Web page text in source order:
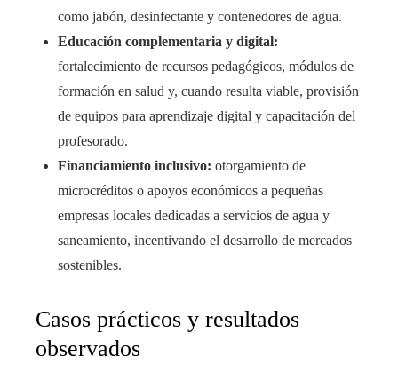
como jabón, desinfectante y contenedores de agua.
Educación complementaria y digital:
fortalecimiento de recursos pedagógicos, módulos de
formación en salud y, cuando resulta viable, provisión
de equipos para aprendizaje digital y capacitación del
profesorado.
Financiamiento inclusivo: otorgamiento de
microcréditos o apoyos económicos a pequeñas
empresas locales dedicadas a servicios de agua y
saneamiento, incentivando el desarrollo de mercados
sostenibles.
Casos prácticos y resultados
observados